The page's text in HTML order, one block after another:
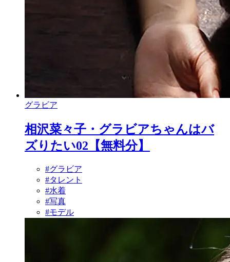
グラビア
相沢菜々子・グラビアちゃんはバ
ズりたい02【無料分】
#グラビア
#タレント
#水着
#写真
#モデル